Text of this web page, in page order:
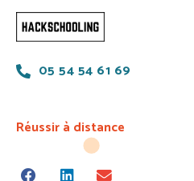
05 54 54 61 69
Réussir à distance